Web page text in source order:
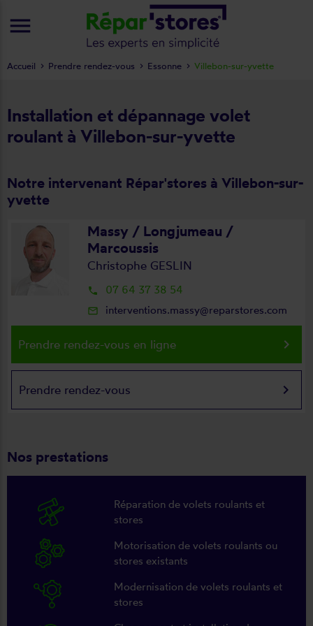
Installation et dépannage volet
roulant à Villebon-sur-yvette
Notre intervenant Répar'stores à Villebon-sur-
yvette
Massy / Longjumeau /
Marcoussis
Christophe GESLIN
local_phone 07 64 37 38 54
mail_outline interventions.massy@reparstores.com
Prendre rendez-vous en ligne keyboard_arrow_right
Prendre rendez-vous keyboard_arrow_right
Nos prestations
Réparation de volets roulants et
stores
Motorisation de volets roulants ou
stores existants
Modernisation de volets roulants et
stores
Accueil Prendre rendez-vous Essonne Villebon-sur-yvette
menu